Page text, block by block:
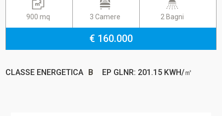
900 mq 3 Camere 2 Bagni
€ 160.000
CLASSE ENERGETICA B EP GLNR: 201.15 KWH/㎡